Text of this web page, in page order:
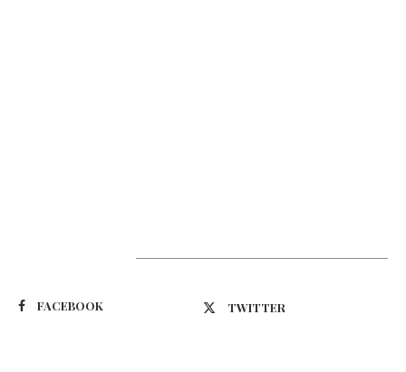
FACEBOOK TWITTER